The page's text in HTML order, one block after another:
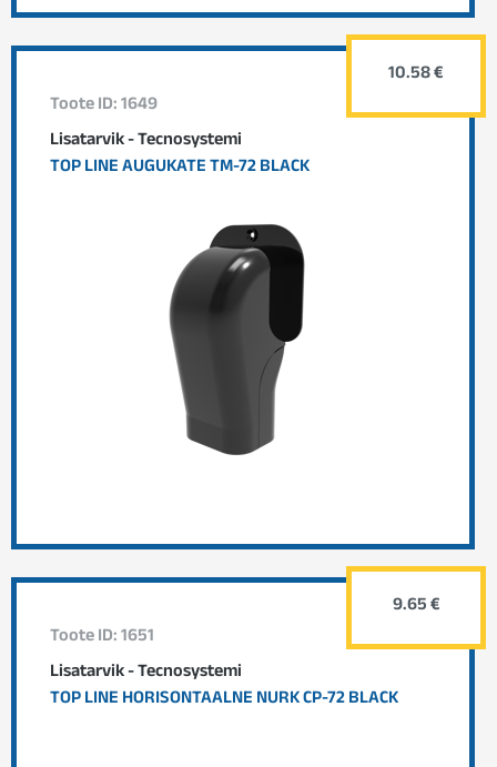
Toote ID: 1649
Lisatarvik - Tecnosystemi
TOP LINE AUGUKATE TM-72 BLACK
10.58 €
Toote ID: 1651
Lisatarvik - Tecnosystemi
TOP LINE HORISONTAALNE NURK CP-72 BLACK
9.65 €